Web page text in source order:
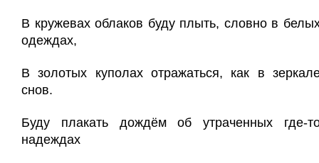
В кружевах облаков буду плыть, словно в
одеждах,
В золотых куполах отражаться, как в
снов.
Буду плакать дождём об утраченных где-
надеждах